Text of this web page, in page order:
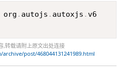
org . autojs . autoxjs .v6
,转载请附上原文出处连接
post/468044131241989.html